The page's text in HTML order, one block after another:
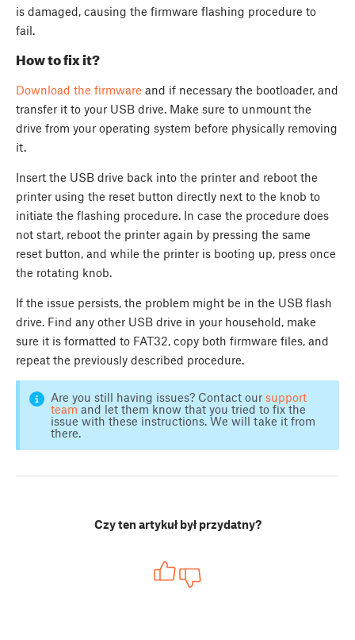
is damaged, causing the firmware flashing procedure to
fail.
How to fix it?
Download the firmware and if necessary the bootloader, and
transfer it to your USB drive. Make sure to unmount the
drive from your operating system before physically removing
it.
Insert the USB drive back into the printer and reboot the
printer using the reset button directly next to the knob to
initiate the flashing procedure. In case the procedure does
not start, reboot the printer again by pressing the same
reset button, and while the printer is booting up, press once
the rotating knob.
If the issue persists, the problem might be in the USB flash
drive. Find any other USB drive in your household, make
sure it is formatted to FAT32, copy both firmware files, and
repeat the previously described procedure.
Are you still having issues? Contact our support
team and let them know that you tried to fix the
issue with these instructions. We will take it from
there.
Czy ten artykuł był przydatny?